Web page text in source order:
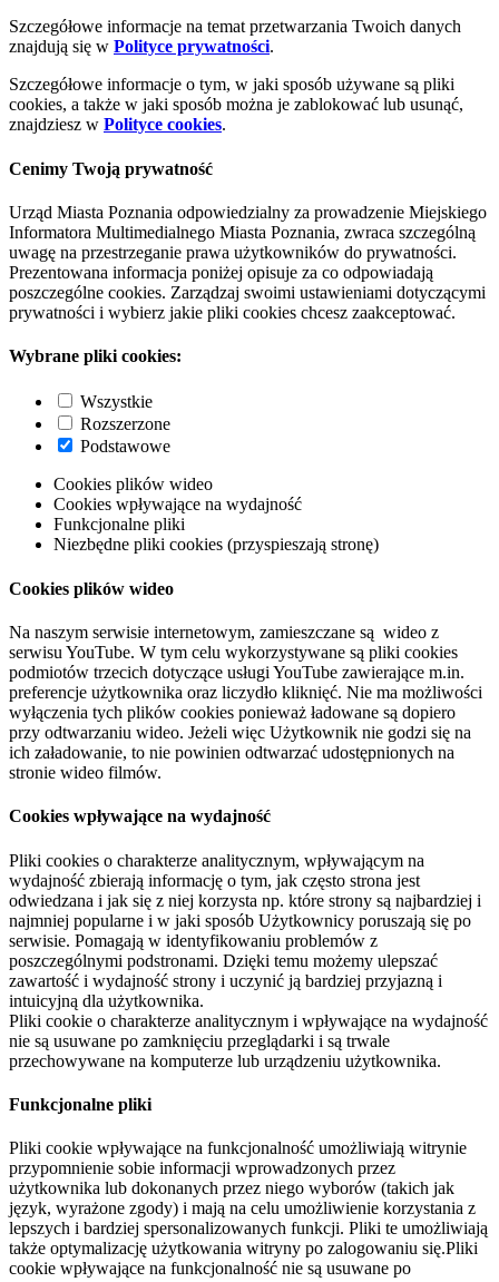
Szczegółowe informacje na temat przetwarzania Twoich danych
znajdują się w Polityce prywatności.
Szczegółowe informacje o tym, w jaki sposób używane są pliki
cookies, a także w jaki sposób można je zablokować lub usunąć,
znajdziesz w Polityce cookies.
Cenimy Twoją prywatność
Urząd Miasta Poznania odpowiedzialny za prowadzenie Miejskiego
Informatora Multimedialnego Miasta Poznania, zwraca szczególną
uwagę na przestrzeganie prawa użytkowników do prywatności.
Prezentowana informacja poniżej opisuje za co odpowiadają
poszczególne cookies. Zarządzaj swoimi ustawieniami dotyczącymi
prywatności i wybierz jakie pliki cookies chcesz zaakceptować.
Wybrane pliki cookies:
Wszystkie
Rozszerzone
Podstawowe
Cookies plików wideo
Cookies wpływające na wydajność
Funkcjonalne pliki
Niezbędne pliki cookies (przyspieszają stronę)
Cookies plików wideo
Na naszym serwisie internetowym, zamieszczane są wideo z
serwisu YouTube. W tym celu wykorzystywane są pliki cookies
podmiotów trzecich dotyczące usługi YouTube zawierające m.in.
preferencje użytkownika oraz liczydło kliknięć. Nie ma możliwości
wyłączenia tych plików cookies ponieważ ładowane są dopiero
przy odtwarzaniu wideo. Jeżeli więc Użytkownik nie godzi się na
ich załadowanie, to nie powinien odtwarzać udostępnionych na
stronie wideo filmów.
Cookies wpływające na wydajność
Pliki cookies o charakterze analitycznym, wpływającym na
wydajność zbierają informację o tym, jak często strona jest
odwiedzana i jak się z niej korzysta np. które strony są najbardziej i
najmniej popularne i w jaki sposób Użytkownicy poruszają się po
serwisie. Pomagają w identyfikowaniu problemów z
poszczególnymi podstronami. Dzięki temu możemy ulepszać
zawartość i wydajność strony i uczynić ją bardziej przyjazną i
intuicyjną dla użytkownika.
Pliki cookie o charakterze analitycznym i wpływające na wydajność
nie są usuwane po zamknięciu przeglądarki i są trwale
przechowywane na komputerze lub urządzeniu użytkownika.
Funkcjonalne pliki
Pliki cookie wpływające na funkcjonalność umożliwiają witrynie
przypomnienie sobie informacji wprowadzonych przez
użytkownika lub dokonanych przez niego wyborów (takich jak
język, wyrażone zgody) i mają na celu umożliwienie korzystania z
lepszych i bardziej spersonalizowanych funkcji. Pliki te umożliwiają
także optymalizację użytkowania witryny po zalogowaniu się.Pliki
cookie wpływające na funkcjonalność nie są usuwane po